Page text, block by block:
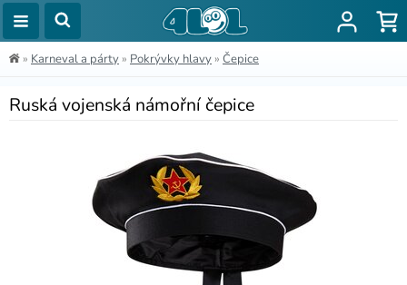
» Karneval a párty » Pokrývky hlavy » Čepice
Ruská vojenská námořní čepice